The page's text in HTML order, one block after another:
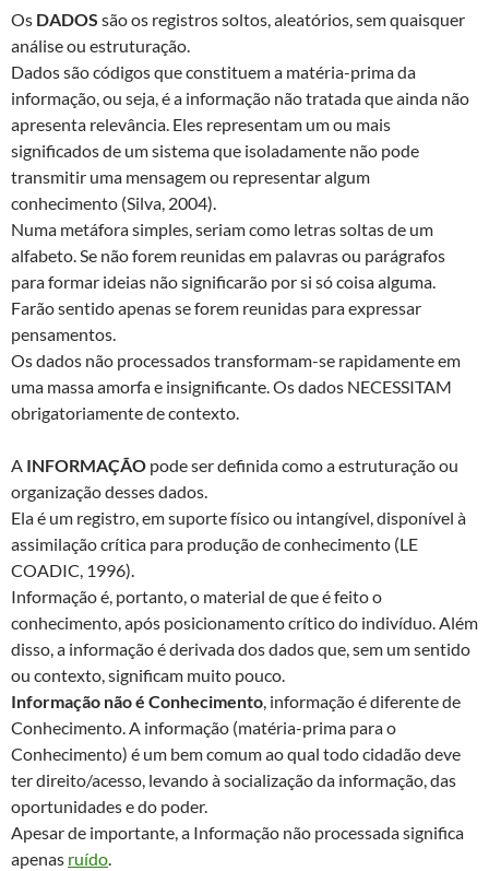
Os DADOS são os registros soltos, aleatórios, sem quaisquer
análise ou estruturação.
Dados são códigos que constituem a matéria-prima da
informação, ou seja, é a informação não tratada que ainda não
apresenta relevância. Eles representam um ou mais
significados de um sistema que isoladamente não pode
transmitir uma mensagem ou representar algum
conhecimento (Silva, 2004).
Numa metáfora simples, seriam como letras soltas de um
alfabeto. Se não forem reunidas em palavras ou parágrafos
para formar ideias não significarão por si só coisa alguma.
Farão sentido apenas se forem reunidas para expressar
pensamentos.
Os dados não processados transformam-se rapidamente em
uma massa amorfa e insignificante. Os dados NECESSITAM
obrigatoriamente de contexto.
A INFORMAÇÃO pode ser definida como a estruturação ou
organização desses dados.
Ela é um registro, em suporte físico ou intangível, disponível à
assimilação crítica para produção de conhecimento (LE
COADIC, 1996).
Informação é, portanto, o material de que é feito o
conhecimento, após posicionamento crítico do indivíduo. Além
disso, a informação é derivada dos dados que, sem um sentido
ou contexto, significam muito pouco.
Informação não é Conhecimento, informação é diferente de
Conhecimento. A informação (matéria-prima para o
Conhecimento) é um bem comum ao qual todo cidadão deve
ter direito/acesso, levando à socialização da informação, das
oportunidades e do poder.
Apesar de importante, a Informação não processada significa
apenas ruído.